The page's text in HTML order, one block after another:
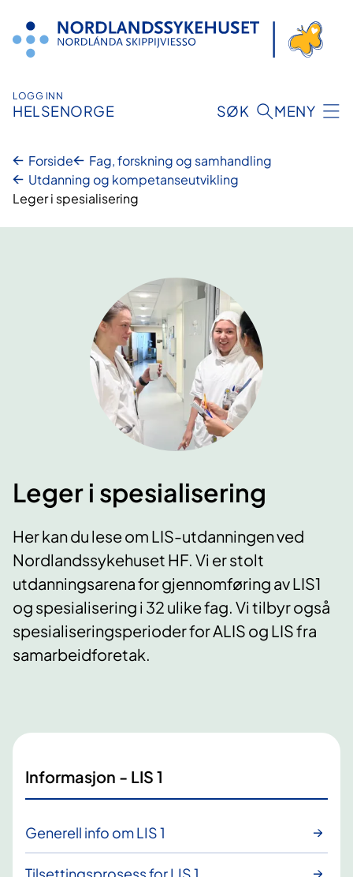
innhold
LOGG INN
HELSENORGE SØK MENY
Forside
Fag, forskning og samhandling
Utdanning og kompetanseutvikling
Leger i spesialisering
Leger i spesialisering
Her kan du lese om LIS-utdanningen ved
Nordlandssykehuset HF. Vi er stolt
utdanningsarena for gjennomføring av LIS1
og spesialisering i 32 ulike fag. Vi tilbyr også
spesialiseringsperioder for ALIS og LIS fra
samarbeidforetak.
Informasjon - LIS 1
Generell info om LIS 1